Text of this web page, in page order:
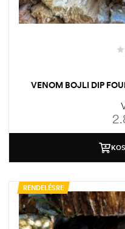
VENOM BOJLI DIP
RENDELÉSRE